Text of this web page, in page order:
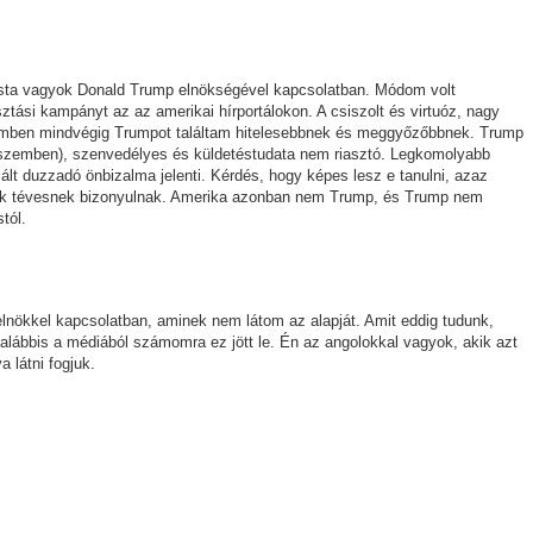
vagyok Donald Trump elnökségével kapcsolatban. Módom volt
kampányt az az amerikai hírportálokon. A csiszolt és virtuóz, nagy
mindvégig Trumpot találtam hitelesebbnek és meggyőzőbbnek. Trump
szenvedélyes és küldetéstudata nem riasztó. Legkomolyabb
duzzadó önbizalma jelenti. Kérdés, hogy képes lesz e tanulni, azaz
bizonyulnak. Amerika azonban nem Trump, és Trump nem
kapcsolatban, aminek nem látom az alapját. Amit eddig tudunk,
a médiából számomra ez jött le. Én az angolokkal vagyok, akik azt
látni fogjuk.